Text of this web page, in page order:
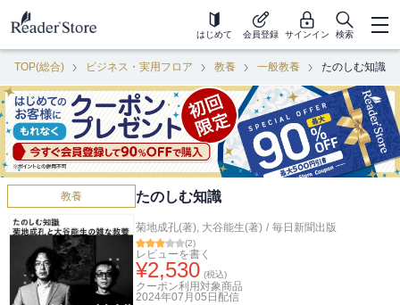
はじめて 会員登録 サインイン 検索
TOP(総合) ビジネス・実用フロア 教養 一般教養 たのしむ知識
教養 たのしむ知識
菊地成孔(著), 大谷能生(著) / 毎日新聞出版
(2)
レビューを書く
¥2,530 (税込)
クーポン利用対象商品
2024年07月05日 配信